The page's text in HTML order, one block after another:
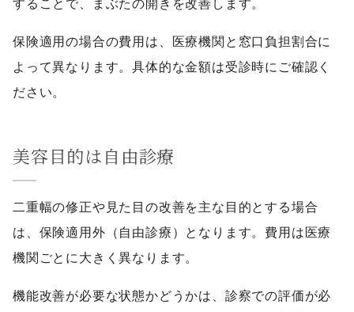
することで、まぶたの開きを改善します。
保険適用の場合の費用は、医療機関と窓口負担割合に
よって異なります。具体的な金額は受診時にご確認く
ださい。
美容目的は自由診療
二重幅の修正や見た目の改善を主な目的とする場合
は、保険適用外（自由診療）となります。費用は医療
機関ごとに大きく異なります。
機能改善が必要な状態かどうかは、診察での評価が必